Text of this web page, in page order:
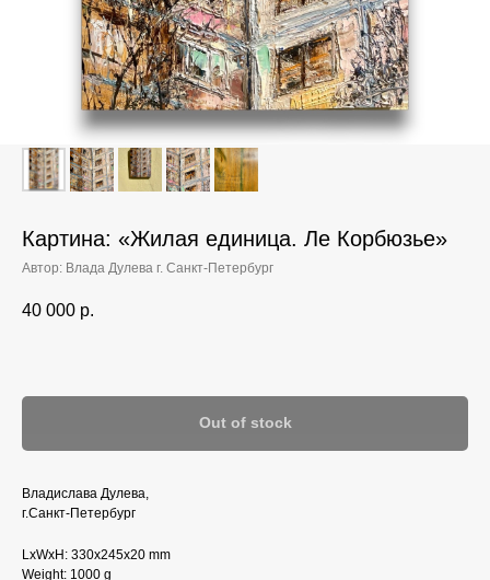
Картина: «Жилая единица. Ле Корбюзье»
Автор: Влада Дулева г. Санкт-Петербург
40 000 р.
Out of stock
Владислава Дулева,
г.Санкт-Петербург
LxWxH: 330x245x20 mm
Weight: 1000 g